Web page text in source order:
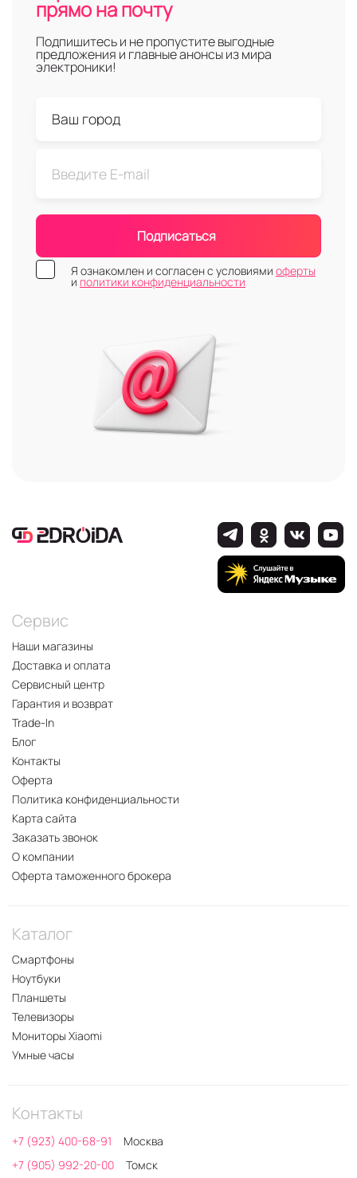
прямо на почту
Подпишитесь и не пропустите выгодные
предложения и главные анонсы из мира
электроники!
Подписаться
Я ознакомлен и согласен с условиями оферты
и политики конфиденциальности
Сервис
Наши магазины
Доставка и оплата
Сервисный центр
Гарантия и возврат
Trade-In
Блог
Контакты
Оферта
Политика конфиденциальности
Карта сайта
Заказать звонок
О компании
Оферта таможенного брокера
Каталог
Смартфоны
Ноутбуки
Планшеты
Телевизоры
Мониторы Xiaomi
Умные часы
Контакты
+7 (923) 400-68-91
Москва
+7 (905) 992-20-00
Томск